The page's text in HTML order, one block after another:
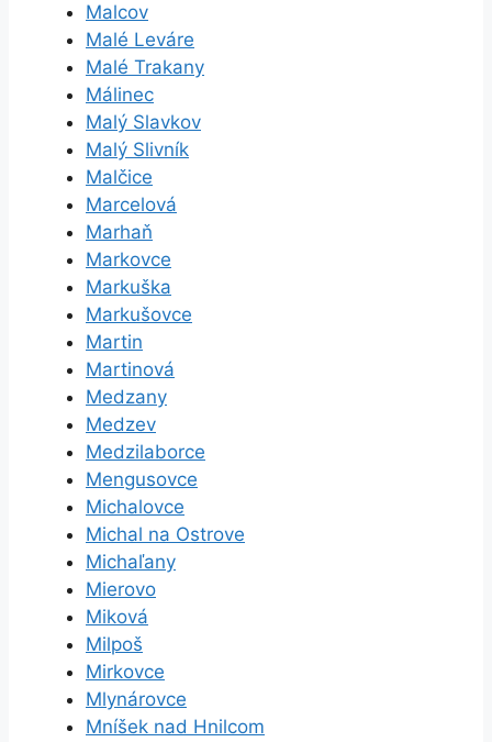
Malcov
Malé Leváre
Malé Trakany
Málinec
Malý Slavkov
Malý Slivník
Malčice
Marcelová
Marhaň
Markovce
Markuška
Markušovce
Martin
Martinová
Medzany
Medzev
Medzilaborce
Mengusovce
Michalovce
Michal na Ostrove
Michaľany
Mierovo
Miková
Milpoš
Mirkovce
Mlynárovce
Mníšek nad Hnilcom